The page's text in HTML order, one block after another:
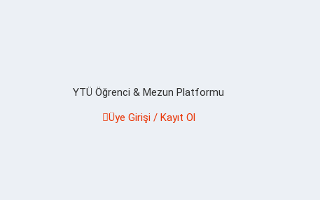
YTÜ Öğrenci & Mezun Platformu
Üye Girişi / Kayıt Ol